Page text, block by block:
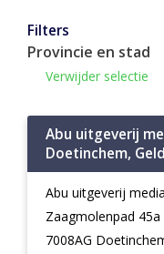
Filters
Provincie en stad
Verwijder selectie
Abu uitgeverij
Doetinchem,
Abu uitgeverij
Zaagmolenpad
7008AG